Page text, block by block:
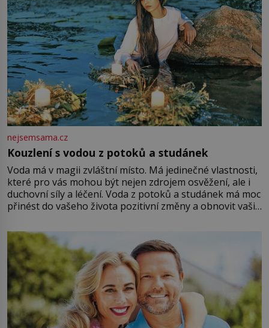
nejsemsama.cz
Kouzlení s vodou z potoků a studánek
Voda má v magii zvláštní místo. Má jedinečné vlastnosti,
které pro vás mohou být nejen zdrojem osvěžení, ale i
duchovní síly a léčení. Voda z potoků a studánek má moc
přinést do vašeho života pozitivní změny a obnovit vaši
můžete obohatit své rituály a přinést do svého života
větší harmonii a klid. Je důležité